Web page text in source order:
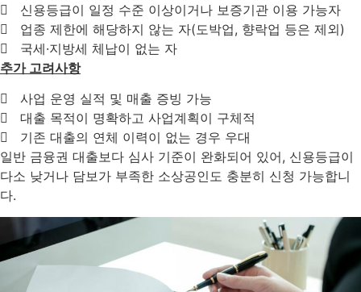
신용등급이 일정 수준 이상이거나 보증기관 이용 가능자
업종 제한에 해당하지 않는 자(도박업, 향락업 등은 제외)
국세·지방세 체납이 없는 자
추가 고려사항
사업 운영 실적 및 매출 증빙 가능
대출 목적이 명확하고 사업계획이 구체적
기존 대출의 연체 이력이 없는 경우 우대
일반 금융권 대출보다 심사 기준이 완화되어 있어, 신용등급이
다소 낮거나 담보가 부족한 소상공인도 충분히 신청 가능합니
다.